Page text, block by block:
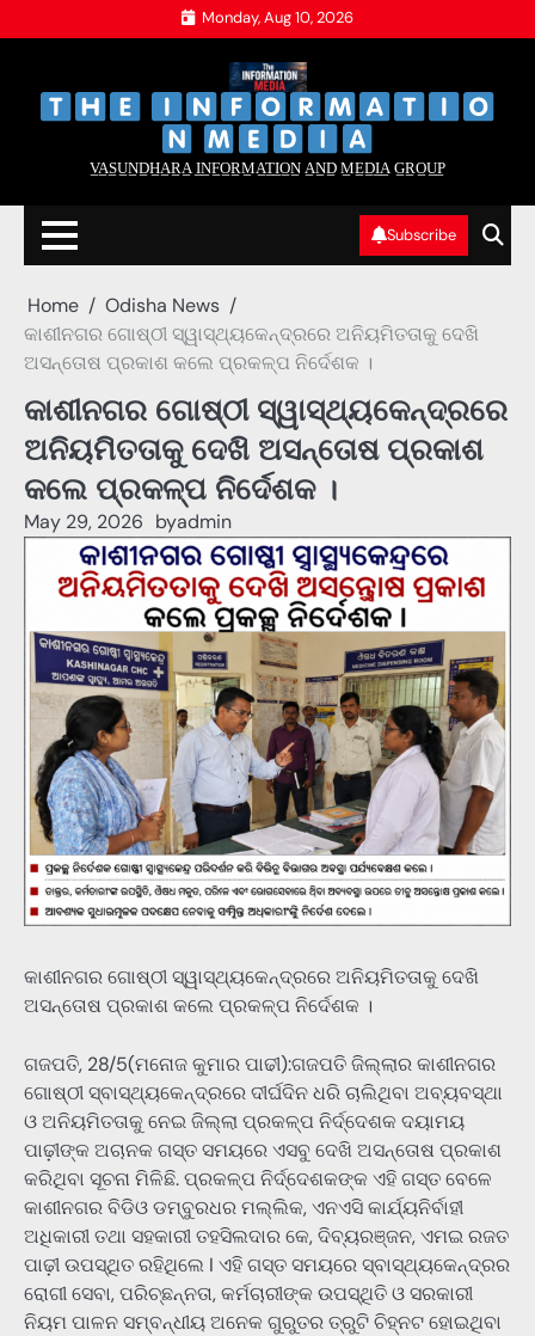
to
Monday, Aug 10, 2026
V̲A̲S̲U̲N̲D̲H̲A̲R̲A̲ I̲N̲F̲O̲R̲M̲A̲T̲I̲O̲N̲ A̲N̲D̲ M̲E̲D̲I̲A̲ G̲R̲O̲U̲P̲
Subscribe
Home
Odisha News
କାଶୀନଗର ଗୋଷ୍ଠୀ ସ୍ୱାସ୍ଥ୍ୟକେନ୍ଦ୍ରରେ ଅନିୟମିତତାକୁ ଦେଖି
ଅସନ୍ତୋଷ ପ୍ରକାଶ କଲେ ପ୍ରକଳ୍ପ ନିର୍ଦେଶକ ।
କାଶୀନଗର ଗୋଷ୍ଠୀ ସ୍ୱାସ୍ଥ୍ୟକେନ୍ଦ୍ରରେ
ଅନିୟମିତତାକୁ ଦେଖି ଅସନ୍ତୋଷ ପ୍ରକାଶ
କଲେ ପ୍ରକଳ୍ପ ନିର୍ଦେଶକ ।
May 29, 2026 byadmin
କାଶୀନଗର ଗୋଷ୍ଠୀ ସ୍ୱାସ୍ଥ୍ୟକେନ୍ଦ୍ରରେ ଅନିୟମିତତାକୁ ଦେଖି
ଅସନ୍ତୋଷ ପ୍ରକାଶ କଲେ ପ୍ରକଳ୍ପ ନିର୍ଦେଶକ ।
ଗଜପତି, 28/5(ମନୋଜ କୁମାର ପାଢୀ):ଗଜପତି ଜିଲ୍ଲାର କାଶୀନଗର
ଗୋଷ୍ଠୀ ସ୍ବାସ୍ଥ୍ୟକେନ୍ଦ୍ରରେ ଦୀର୍ଘଦିନ ଧରି ଚାଲିଥିବା ଅବ୍ୟବସ୍ଥା
ଓ ଅନିୟମିତତାକୁ ନେଇ ଜିଲ୍ଲା ପ୍ରକଳ୍ପ ନିର୍ଦ୍ଦେଶକ ଦୟାମୟ
ପାଢ଼ୀଙ୍କ ଅଚାନକ ଗସ୍ତ ସମୟରେ ଏସବୁ ଦେଖି ଅସନ୍ତୋଷ ପ୍ରକାଶ
କରିଥିବା ସୂଚନା ମିଳିଛି. ପ୍ରକଳ୍ପ ନିର୍ଦ୍ଦେଶକଙ୍କ ଏହି ଗସ୍ତ ବେଳେ
କାଶୀନଗର ବିଡିଓ ଡମ୍ବୁରଧର ମଲ୍ଲିକ, ଏନଏସି କାର୍ଯ୍ୟନିର୍ବାହୀ
ଅଧିକାରୀ ତଥା ସହକାରୀ ତହସିଲଦାର କେ, ଦିବ୍ୟରଞ୍ଜନ, ଏମଇ ରଜତ
ପାଢ଼ୀ ଉପସ୍ଥିତ ରହିଥିଲେ I ଏହି ଗସ୍ତ ସମୟରେ ସ୍ବାସ୍ଥ୍ୟକେନ୍ଦ୍ରର
ରୋଗୀ ସେବା, ପରିଚ୍ଛନ୍ନତା, କର୍ମଚାରୀଙ୍କ ଉପସ୍ଥିତି ଓ ସରକାରୀ
ନିୟମ ପାଳନ ସମ୍ବନ୍ଧୀୟ ଅନେକ ଗୁରୁତର ତ୍ରୁଟି ଚିହ୍ନଟ ହୋଇଥିବା